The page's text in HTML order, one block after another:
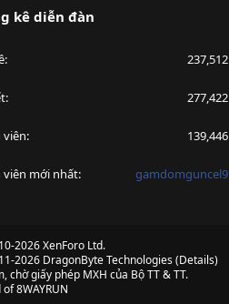
kê diễn đàn
237,512
277,422
viên 139,446
viên mới nhất gamdomguncel9
2026 XenForo Ltd.
2026 DragonByte Technologies(Details)
giấy phép MXH của Bộ TT & TT.
of8WAYRUN